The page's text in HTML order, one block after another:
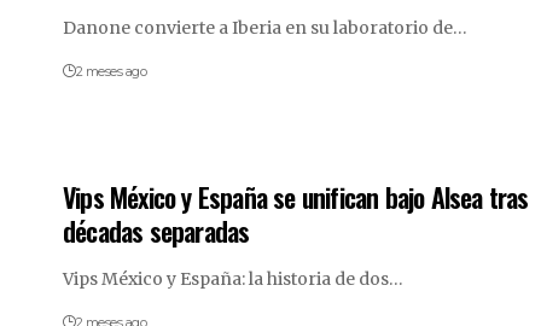
Danone convierte a Iberia en su laboratorio de…
2 meses ago
Vips México y España se unifican bajo Alsea tras
décadas separadas
Vips México y España: la historia de dos…
2 meses ago